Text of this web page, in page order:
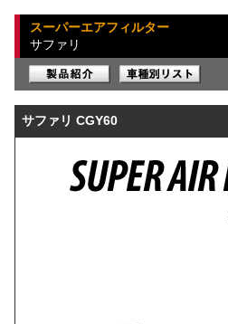
スーパーエアフィルター
サファリ
サファリ CGY60